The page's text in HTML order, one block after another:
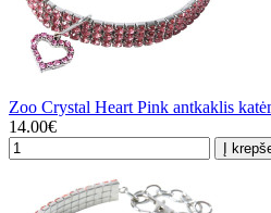
Zoo Crystal Heart Pink antkaklis
14.00€
Į